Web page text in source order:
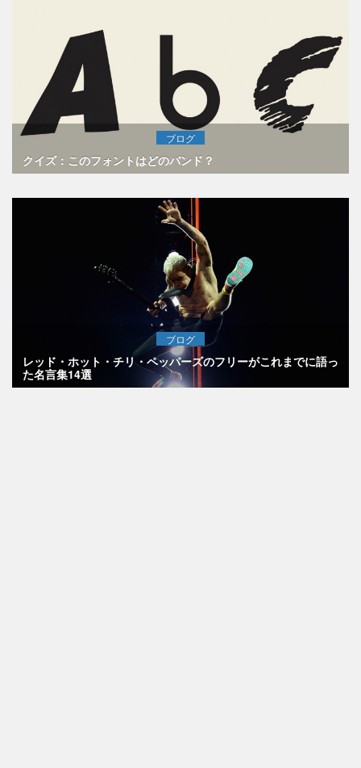
ブログ
クイズ：このフォントはどのバンド？
ブログ
レッド・ホット・チリ・ペッパーズのフリーがこれまでに語っ
た名言集14選